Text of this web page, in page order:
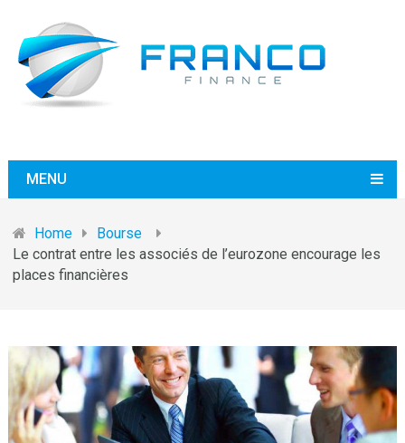
MENU
Home
Bourse
Le contrat entre les associés de l’eurozone encourage les
places financières